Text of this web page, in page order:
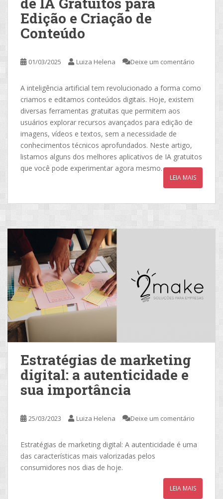
Edição e Criação de
Conteúdo
01/03/2025 Luiza Helena Deixe um comentário
A inteligência artificial tem revolucionado a forma como
criamos e editamos conteúdos digitais. Hoje, existem
diversas ferramentas gratuitas que permitem aos
usuários explorar recursos avançados para edição de
imagens, vídeos e textos, sem a necessidade de
conhecimentos técnicos aprofundados. Neste artigo,
listamos alguns dos melhores aplicativos de IA gratuitos
que você pode experimentar agora mesmo.
LEIA MAIS
Estratégias de marketing
digital: a autenticidade e
sua importância
25/03/2023 Luiza Helena Deixe um comentário
Estratégias de marketing digital: A autenticidade é uma
das características mais valorizadas pelos
consumidores nos dias de hoje.
LEIA MAIS